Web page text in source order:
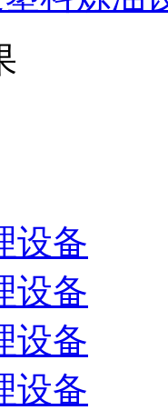
设备
设备
设备
设备